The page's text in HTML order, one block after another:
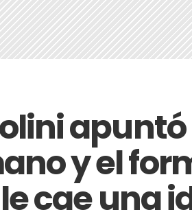
y el
cae una